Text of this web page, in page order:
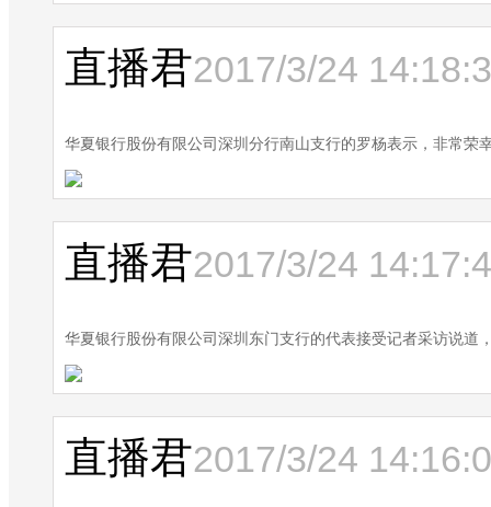
直播君2017/3/24
华夏银行股份有限公司深圳分行南山支行的罗杨表示，非常
直播君2017/3/24
华夏银行股份有限公司深圳东门支行的代表接受记者采访说
直播君2017/3/24